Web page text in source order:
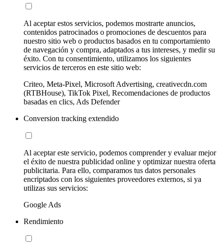
Al aceptar estos servicios, podemos mostrarte anuncios,
contenidos patrocinados o promociones de descuentos para
nuestro sitio web o productos basados en tu comportamiento
de navegación y compra, adaptados a tus intereses, y medir su
éxito. Con tu consentimiento, utilizamos los siguientes
servicios de terceros en este sitio web:
Criteo, Meta-Pixel, Microsoft Advertising, creativecdn.com
(RTBHouse), TikTok Pixel, Recomendaciones de productos
basadas en clics, Ads Defender
Conversion tracking extendido
Al aceptar este servicio, podemos comprender y evaluar mejor
el éxito de nuestra publicidad online y optimizar nuestra oferta
publicitaria. Para ello, comparamos tus datos personales
encriptados con los siguientes proveedores externos, si ya
utilizas sus servicios:
Google Ads
Rendimiento